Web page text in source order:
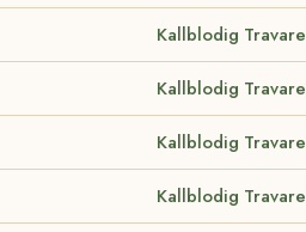
Kallblodig Travare
Kallblodig Travare
Kallblodig Travare
Kallblodig Travare